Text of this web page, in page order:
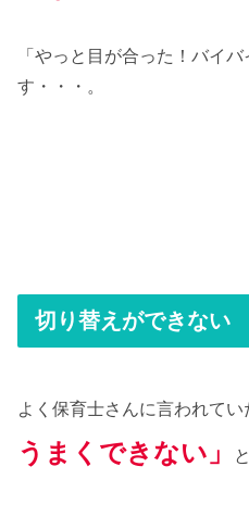
「やっと目が合った！バイ
す・・・。
切り替えができない
よく保育士さんに言われてい
うまくできない」